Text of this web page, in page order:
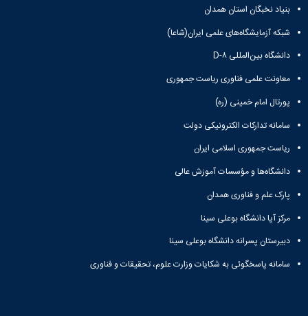
بنیاد نخبگان استان همدان
شبکه آزمایشگاه‌های علمی ایران(شاعا)
دانشگاه بین‌المللی D-۸
معاونت علمی فناوری ریاست جمهوری
پورتال امام خمینی (ره)
سامانه تدارکات الکترونیکی دولت
ریاست جمهوری اسلامی ایران
دانشگاه‌ها و مؤسسات آموزش عالی
پارک علم و فناوری همدان
مرکز آپا دانشگاه بوعلی سینا
دبیرستان پسرانه دانشگاه بوعلی سینا
سامانه پاسخگوئی به شکایات وزارت علوم، تحقیقات و فناوری